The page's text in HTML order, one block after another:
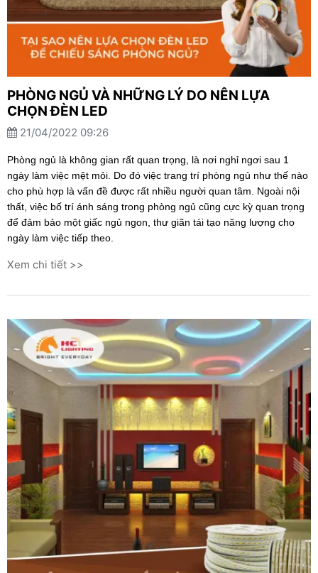
PHÒNG NGỦ VÀ NHỮNG LÝ DO NÊN LỰA
CHỌN ĐÈN LED
21/04/2022 09:26
Phòng ngủ là không gian rất quan trọng, là nơi nghỉ ngơi sau 1
ngày làm việc mệt mỏi. Do đó việc trang trí phòng ngủ như thế nào
cho phù hợp là vấn đề được rất nhiều người quan tâm. Ngoài nội
thất, việc bố trí ánh sáng trong phòng ngủ cũng cực kỳ quan trọng
để đảm bảo một giấc ngủ ngon, thư giãn tái tạo năng lượng cho
ngày làm việc tiếp theo.
Xem chi tiết >>